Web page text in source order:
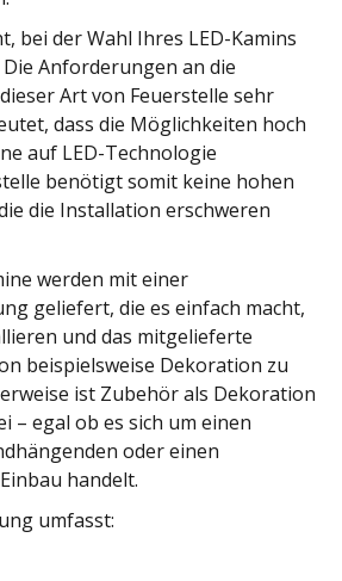
bei der Wahl Ihres LED-Kamins
Anforderungen an die
Art von Feuerstelle sehr
dass die Möglichkeiten hoch
auf LED-Technologie
benötigt somit keine hohen
die Installation erschweren
werden mit einer
geliefert, die es einfach macht,
und das mitgelieferte
beispielsweise Dekoration zu
ist Zubehör als Dekoration
– egal ob es sich um einen
oder einen
handelt.
umfasst: